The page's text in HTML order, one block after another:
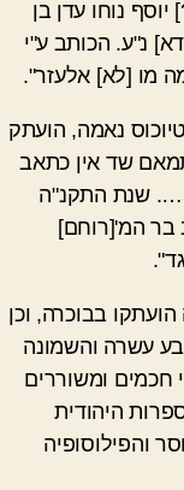
נוחו עדן בן
נ"ע. הכותב ע"י
מו [לא] אלעזר".
נאמה, הועתק
69 א) נכתב: "תמאם שד אין כתאב
שנת התקנ"ה
בר המ'[רוחם]
בבוכרה, וכן
עשרה והשמונה
ומשוררים
היהודית
והפילוסופיה